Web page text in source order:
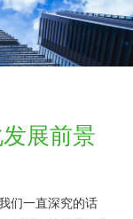
展前景
们一直深究的话